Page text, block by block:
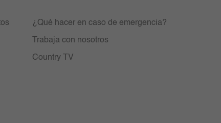
¿Qué hacer en caso de emergencia?
Trabaja con nosotros
Country TV